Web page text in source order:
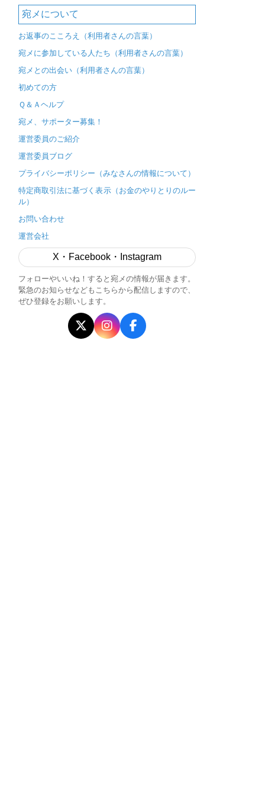
宛メについて
お返事のこころえ（利用者さんの言葉）
宛メに参加している人たち（利用者さんの言葉）
宛メとの出会い（利用者さんの言葉）
初めての方
Ｑ＆Ａヘルプ
宛メ、サポーター募集！
運営委員のご紹介
運営委員ブログ
プライバシーポリシー（みなさんの情報について）
特定商取引法に基づく表示（お金のやりとりのルー
ル）
お問い合わせ
運営会社
X・Facebook・Instagram
フォローやいいね！すると宛メの情報が届きます。
緊急のお知らせなどもこちらから配信しますので、
ぜひ登録をお願いします。